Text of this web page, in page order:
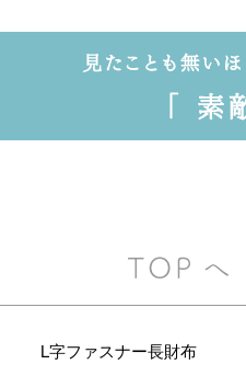
L字ファスナー長財布